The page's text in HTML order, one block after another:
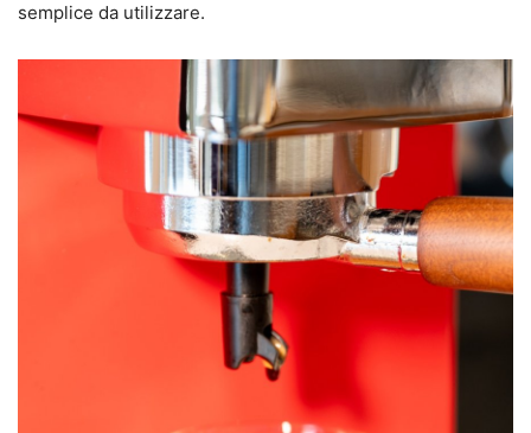
semplice da utilizzare.